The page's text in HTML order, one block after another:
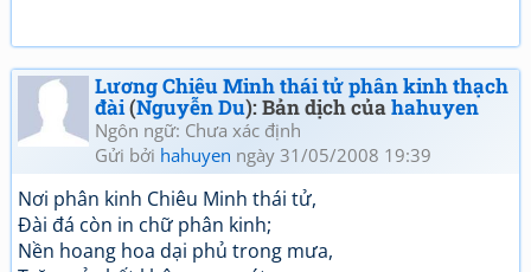
Lương Chiêu Minh thái tử phân kinh thạch
đài(Nguyễn Du): Bản dịch củahahuyen
Ngôn ngữ: Chưa xác định
Gửi bởi hahuyen ngày 31/05/2008 19:39
Nơi phân kinh Chiêu Minh thái tử,
Đài đá còn in chữ phân kinh;
Nền hoang hoa dại phủ trong mưa,